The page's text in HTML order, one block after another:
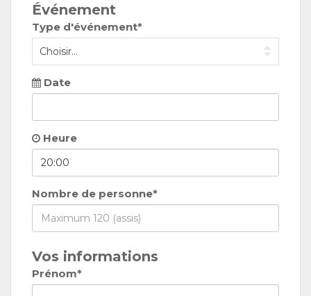
Événement
Type d'événement*
Date
Heure
Nombre de personne*
Vos informations
Prénom*